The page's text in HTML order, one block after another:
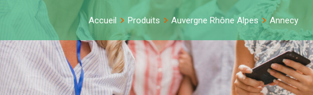
Accueil Produits Auvergne Rhône Alpes Annecy